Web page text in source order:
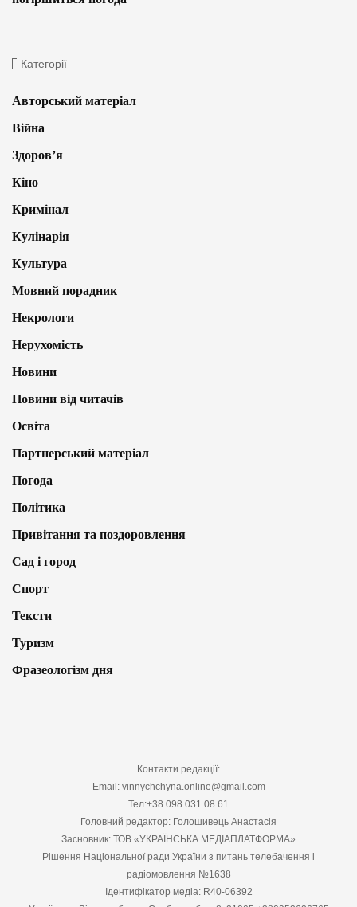
Категорії
Авторський матеріал
Війна
Здоров’я
Кіно
Кримінал
Кулінарія
Культура
Мовний порадник
Некрологи
Нерухомість
Новини
Новини від читачів
Освіта
Партнерський матеріал
Погода
Політика
Привітання та поздоровлення
Сад і город
Спорт
Тексти
Туризм
Фразеологізм дня
Контакти редакції:
Email: vinnychchyna.online@gmail.com
Тел:+38 098 031 08 61
Головний редактор: Голошивець Анастасія
Засновник: ТОВ «УКРАЇНСЬКА МЕДІАПЛАТФОРМА»
Рішення Національної ради України з питань телебачення і
радіомовлення №1638
Ідентифікатор медіа: R40-06392